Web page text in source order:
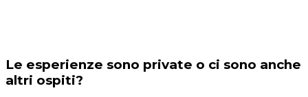
Le esperienze sono private o ci sono anche
altri ospiti?